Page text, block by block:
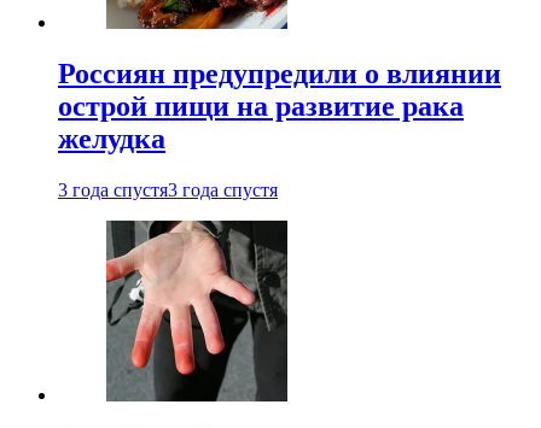
Россиян предупредили о влиянии
острой пищи на развитие рака
желудка
3 года спустя3 года спустя